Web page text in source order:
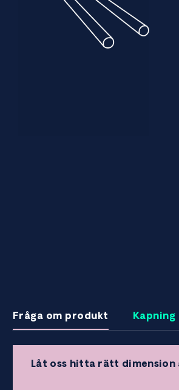
Fråga om produkt Kapning
Låt oss hitta rätt dimension